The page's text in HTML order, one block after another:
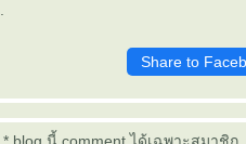
Share to